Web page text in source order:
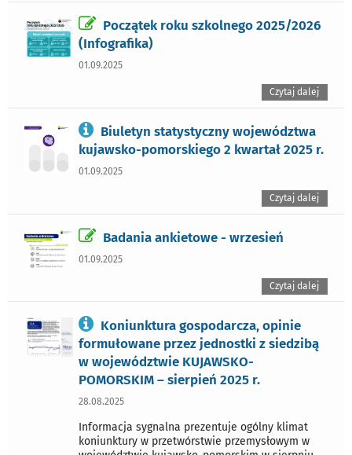
Początek roku szkolnego 2025/2026
(Infografika)
01.09.2025
Czytaj dalej
Biuletyn statystyczny województwa
kujawsko-pomorskiego 2 kwartał 2025 r.
01.09.2025
Czytaj dalej
Badania ankietowe - wrzesień
01.09.2025
Czytaj dalej
Koniunktura gospodarcza, opinie
formułowane przez jednostki z siedzibą
w województwie KUJAWSKO-
POMORSKIM – sierpień 2025 r.
28.08.2025
Informacja sygnalna prezentuje ogólny klimat
koniunktury w przetwórstwie przemysłowym w